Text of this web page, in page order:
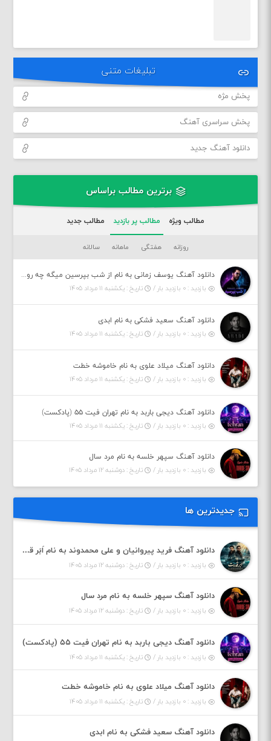
تبلیغات متنی
پخش مژه
پخش سراسری آهنگ
دانلود آهنگ جدید
برترین مطالب براساس
مطالب ویژه مطالب پر بازدید مطالب جدید
روزانه هفتگی ماهانه سالانه
دانلود آهنگ یوسف زمانی به نام از شب بپرسین میگه چه روزگاری دارم
بازدید : ۰ بازدید بار /
تاریخ : یکشنبه ۱۱ مرداد ۱۴۰۵
دانلود آهنگ سعید فشکی به نام ابدی
بازدید : ۰ بازدید بار /
تاریخ : یکشنبه ۱۱ مرداد ۱۴۰۵
دانلود آهنگ میلاد علوی به نام خاموشه خطت
بازدید : ۰ بازدید بار /
تاریخ : یکشنبه ۱۱ مرداد ۱۴۰۵
دانلود آهنگ دیجی باربد به نام تهران فیت ۵۵ (پادکست)
بازدید : ۰ بازدید بار /
تاریخ : یکشنبه ۱۱ مرداد ۱۴۰۵
دانلود آهنگ سپهر خلسه به نام مرد سال
بازدید : ۰ بازدید بار /
تاریخ : دوشنبه ۱۲ مرداد ۱۴۰۵
جدیدترین ها
دانلود آهنگ فرید پیروانیان و علی محمدوند به نام اَبَر قدرت
بازدید : ۰ بازدید بار / تاریخ : دوشنبه ۱۲ مرداد ۱۴۰۵
دانلود آهنگ سپهر خلسه به نام مرد سال
بازدید : ۰ بازدید بار / تاریخ : دوشنبه ۱۲ مرداد ۱۴۰۵
دانلود آهنگ دیجی باربد به نام تهران فیت ۵۵ (پادکست)
بازدید : ۰ بازدید بار / تاریخ : یکشنبه ۱۱ مرداد ۱۴۰۵
دانلود آهنگ میلاد علوی به نام خاموشه خطت
بازدید : ۰ بازدید بار / تاریخ : یکشنبه ۱۱ مرداد ۱۴۰۵
دانلود آهنگ سعید فشکی به نام ابدی